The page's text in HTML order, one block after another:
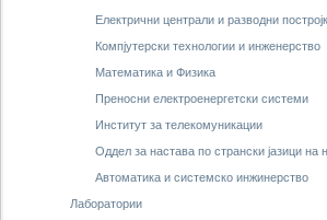
Електрични централи и разводни
Компјутерски технологии и инженерство
Математика и Физика
Преносни електроенергетски системи
Институт за телекомуникации
Оддел за настава по странски јазици на
Автоматика и системско инжинерство
Лаборатории